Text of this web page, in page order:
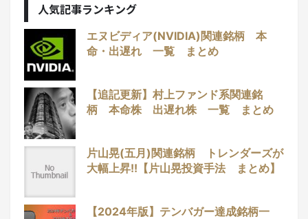
人気記事ランキング
エヌビディア(NVIDIA)関連銘柄 本
命・出遅れ 一覧 まとめ
【追記更新】村上ファンド系関連銘
柄 本命株 出遅れ株 一覧 まとめ
片山晃(五月)関連銘柄 トレンダーズが
大幅上昇!!【片山晃投資手法 まとめ】
【2024年版】テンバガー達成銘柄一